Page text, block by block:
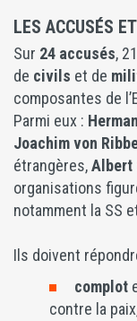
LES ACCUSÉS
Sur 24 accusés,
de civils et de
composantes de
Parmi eux :
Joachim von
étrangères,Albert
organisations
notamment la SS
Ils doivent
complot
contre la